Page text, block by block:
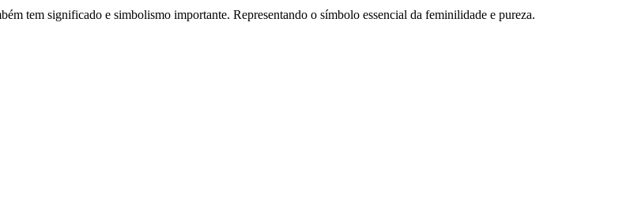
tem significado e simbolismo importante. Representando o símbolo essencial da feminilidade e pureza.